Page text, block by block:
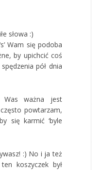
słowa :)
Wam się podoba
by upichcić coś
pół dnia
ważna jest
często powtarzam,
się karmić ‘byle
:) No i ja też
koszyczek był